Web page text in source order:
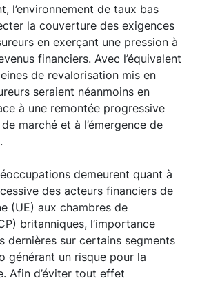
l’environnement de taux bas
la couverture des exigences
en exerçant une pression à
financiers. Avec l’équivalent
de revalorisation mis en
seraient néanmoins en
à une remontée progressive
marché et à l’émergence de
demeurent quant à
des acteurs financiers de
(UE) aux chambres de
britanniques, l’importance
dernières sur certains segments
générant un risque pour la
Afin d’éviter tout effet